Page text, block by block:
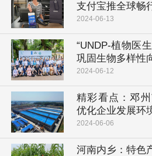
支付宝推全球畅
2024-06-13
“UNDP-植物医
巩固生物多样性
2024-06-12
精彩看点：邓
优化企业发展环
2024-06-06
河南内乡：特色